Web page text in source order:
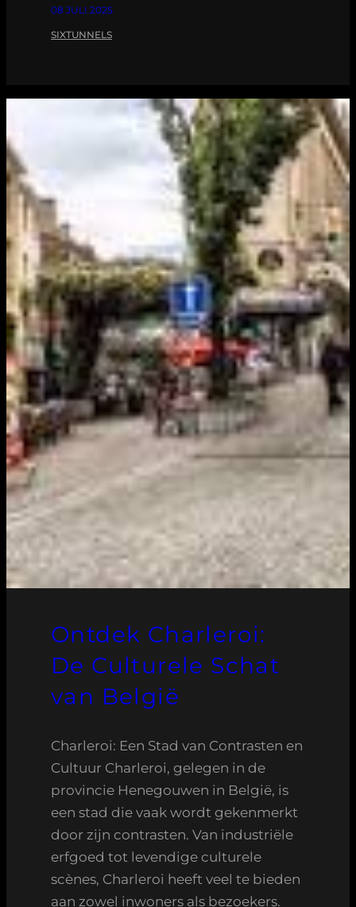
08 JULI 2025
SIXTUNNELS
Ontdek Charleroi:
De Culturele Schat
van België
Charleroi: Een Stad van Contrasten en
Cultuur Charleroi, gelegen in de
provincie Henegouwen in België, is
een stad die vaak wordt gekenmerkt
door zijn contrasten. Van industriële
erfgoed tot levendige culturele
scènes, Charleroi heeft veel te bieden
aan zowel inwoners als bezoekers.